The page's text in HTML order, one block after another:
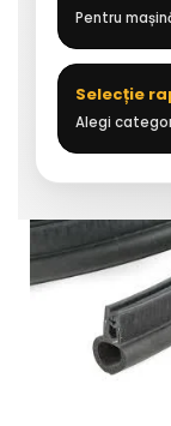
Pentru
Selecție
Alegi